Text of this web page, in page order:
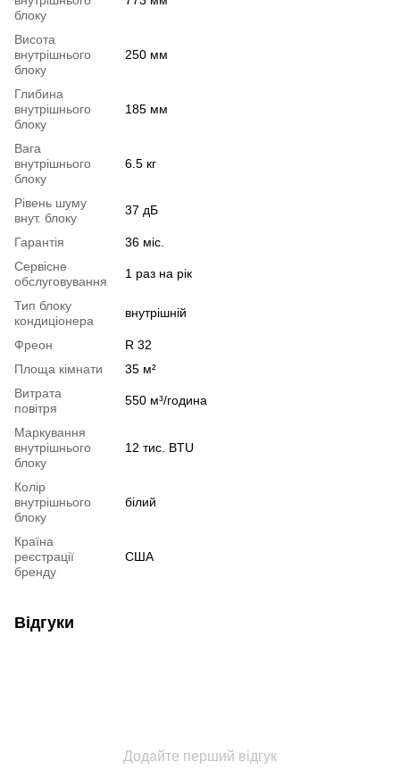
блоку
Висота
внутрішнього
блоку
250 мм
Глибина
внутрішнього
блоку
185 мм
Вага
внутрішнього
блоку
6.5 кг
Рівень шуму
внут. блоку
37 дБ
Гарантія
36 міс.
Сервісне
обслуговування
1 раз на рік
Тип блоку
кондиціонера
внутрішній
Фреон
R 32
Площа кімнати
35 м²
Витрата
повітря
550 м³/година
Маркування
внутрішнього
блоку
12 тис. BTU
Колір
внутрішнього
блоку
білий
Країна
реєстрації
бренду
США
Відгуки
Додайте перший відгук